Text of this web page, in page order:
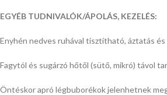
EGYÉB TUDNIVALÓK/ÁPOLÁS, KEZELÉS:
Enyhén nedves ruhával tisztítható, áztatás
Fagytól és sugárzó hőtől (sütő, mikró) távol
Öntéskor apró légbuborékok jelenhetnek